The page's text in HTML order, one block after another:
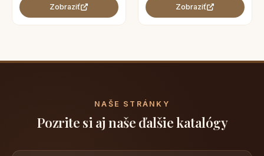
Zobraziť Zobraziť
NAŠE STRÁNKY
Pozrite si aj naše ďalšie katalógy